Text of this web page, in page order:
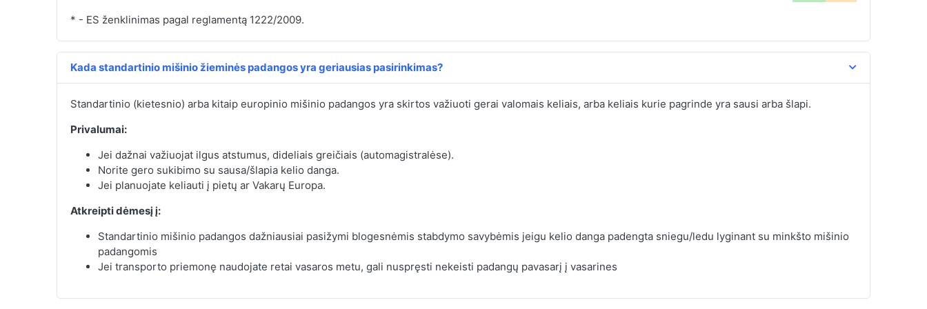
* - ES ženklinimas pagal reglamentą 1222/2009.
Kada standartinio mišinio žieminės padangos yra geriausias pasirinkimas?
Standartinio (kietesnio) arba kitaip europinio mišinio padangos yra skirtos važiuoti gerai valomais keliais, arba keliais kurie pagrinde yra sausi arba šlapi.
Privalumai:
Jei dažnai važiuojat ilgus atstumus, dideliais greičiais (automagistralėse).
Norite gero sukibimo su sausa/šlapia kelio danga.
Jei planuojate keliauti į pietų ar Vakarų Europa.
Atkreipti dėmesį į:
Standartinio mišinio padangos dažniausiai pasižymi blogesnėmis stabdymo savybėmis jeigu kelio danga padengta sniegu/ledu lyginant su minkšto mišinio
padangomis
Jei transporto priemonę naudojate retai vasaros metu, gali nuspręsti nekeisti padangų pavasarį į vasarines